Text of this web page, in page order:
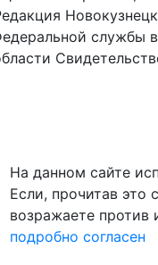
службы
На данном сайте
Если, прочитав это
возражаете против
подробно согласен